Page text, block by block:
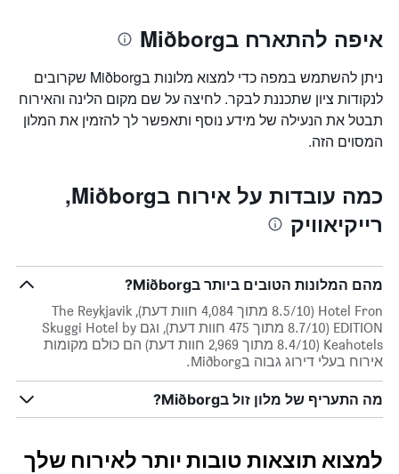
איפה להתארח בMiðborg
ניתן להשתמש במפה כדי למצוא מלונות בMiðborg שקרובים
לנקודות ציון שתכננת לבקר. לחיצה על שם מקום הלינה והאירוח
תבטל את הנעילה של מידע נוסף ותאפשר לך להזמין את המלון
המסוים הזה.
כמה עובדות על אירוח בMiðborg,
רייקיאוויק
מהם המלונות הטובים ביותר בMiðborg?
Hotel Fron (8.5/10 מתוך 4,084 חוות דעת), The Reykjavik
EDITION (8.7/10 מתוך 475 חוות דעת), וגם Skuggi Hotel by
Keahotels (8.4/10 מתוך 2,969 חוות דעת) הם כולם מקומות
אירוח בעלי דירוג גבוה בMiðborg.
מה התעריף של מלון זול בMiðborg?
למצוא תוצאות טובות יותר לאירוח שלך